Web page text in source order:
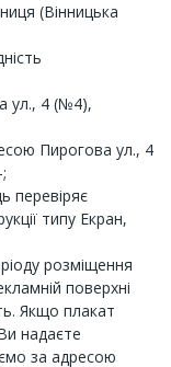
(Вінницька
ул., 4 (№4),
Пирогова ул., 4
перевіряє
типу Екран,
розміщення
поверхні
Якщо плакат
надаєте
за адресою